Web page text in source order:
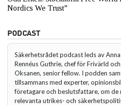
Nordics We Trust”
PODCAST
Säkerhetsrådet podcast leds av Anna
Rennéus Guthrie, chef för Frivärld
Oksanen, senior fellow. I podden
tillsammans med experter,
företagare och beslutsfattare, om de
relevanta utrikes- och